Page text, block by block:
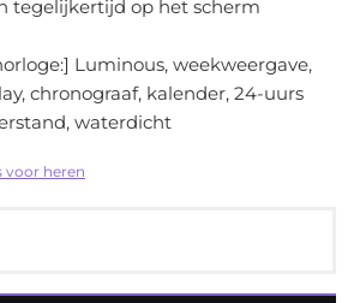
tegelijkertijd op het scherm
Luminous, weekweergave,
chronograaf, kalender, 24-uurs
waterdicht
voor heren